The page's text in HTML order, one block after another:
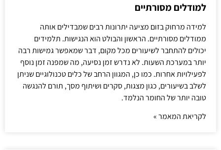
למודלים מסורתיים
למידה מרחוק בזום מציעה יתרונות רבים שמבדילים אותה
ממודלים מסורתיים. הראשון והבולט הוא הנגישות. תלמידים
יכולים להתחבר לשיעורים מכל מקום, דבר שמאפשר גמישות רבה
יותר במערכת השעות. לא נדרש זמן נסיעה, מה שמפנה זמן נוסף
לפעילויות אחרות. כמו כן, המגוון הרחב של כלים טכנולוגיים שניתן
לשלב בשיעורים, כגון מצגות, סקרים ושיתוף מסך, תורם להנגשה
טובה יותר של החומר הנלמד.
לקריאת המאמר »